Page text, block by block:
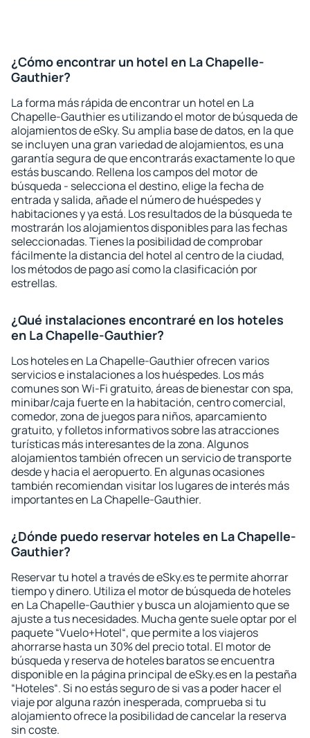
¿Cómo encontrar un hotel en La Chapelle-
Gauthier?
La forma más rápida de encontrar un hotel en La
Chapelle-Gauthier es utilizando el motor de búsqueda de
alojamientos de eSky. Su amplia base de datos, en la que
se incluyen una gran variedad de alojamientos, es una
garantía segura de que encontrarás exactamente lo que
estás buscando. Rellena los campos del motor de
búsqueda - selecciona el destino, elige la fecha de
entrada y salida, añade el número de huéspedes y
habitaciones y ya está. Los resultados de la búsqueda te
mostrarán los alojamientos disponibles para las fechas
seleccionadas. Tienes la posibilidad de comprobar
fácilmente la distancia del hotel al centro de la ciudad,
los métodos de pago así como la clasificación por
estrellas.
¿Qué instalaciones encontraré en los hoteles
en La Chapelle-Gauthier?
Los hoteles en La Chapelle-Gauthier ofrecen varios
servicios e instalaciones a los huéspedes. Los más
comunes son Wi-Fi gratuito, áreas de bienestar con spa,
minibar/caja fuerte en la habitación, centro comercial,
comedor, zona de juegos para niños, aparcamiento
gratuito, y folletos informativos sobre las atracciones
turísticas más interesantes de la zona. Algunos
alojamientos también ofrecen un servicio de transporte
desde y hacia el aeropuerto. En algunas ocasiones
también recomiendan visitar los lugares de interés más
importantes en La Chapelle-Gauthier.
¿Dónde puedo reservar hoteles en La Chapelle-
Gauthier?
Reservar tu hotel a través de eSky.es te permite ahorrar
tiempo y dinero. Utiliza el motor de búsqueda de hoteles
en La Chapelle-Gauthier y busca un alojamiento que se
ajuste a tus necesidades. Mucha gente suele optar por el
paquete “Vuelo+Hotel“, que permite a los viajeros
ahorrarse hasta un 30% del precio total. El motor de
búsqueda y reserva de hoteles baratos se encuentra
disponible en la página principal de eSky.es en la pestaña
“Hoteles“. Si no estás seguro de si vas a poder hacer el
viaje por alguna razón inesperada, comprueba si tu
alojamiento ofrece la posibilidad de cancelar la reserva
sin coste.